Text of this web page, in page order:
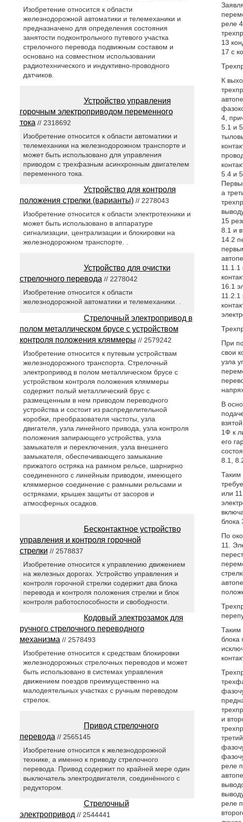
реле
13
17 с
К
4,
5.1 и
5.4 и
а
15
8.1 и
14.2
11.1.1
16.1
11.2.1
При
свои
узла
В
1Ф к
его
8.1,
Таким
или
блока
По
11.
Таким
блока
и
реле
реле
Изобретение относится к области
железнодорожной автоматики и телемеханики и
предназначено для определения состояния
занятости подконтрольного путевого участка
стрелочного перевода подвижным составом и
основано на совместном использовании
радиотехнического и индуктивно-проводного
датчиков.
Устройство управления
горочным электроприводом переменного
тока // 2318692
Изобретение относится к области автоматики и
телемеханики на железнодорожном транспорте и
может быть использовано для управления
приводом с трехфазным асинхронным двигателем
переменного тока.
Устройство для контроля
положения стрелки (варианты)// 2278043
Изобретение относится к области электротехники и
может быть использовано в аппаратуре
сигнализации, централизации и блокировки на
железнодорожном транспорте. .
Устройство для очистки
стрелочного перевода// 2278042
Изобретение относится к области
железнодорожной автоматики и телемеханики. .
Стрелочный электропривод в
полом металлическом брусе с устройством
контроля положения кляммеры // 2579242
Изобретение относится к путевым устройствам
железнодорожного транспорта. Стрелочный
электропривод в полом металлическом брусе с
устройством контроля положения кляммеры
содержит полый металлический брус с
размещенным в нем приводом переводного
устройства и состоит из распределительной
коробки, преобразователя частоты, узла
двигателя, узла линейного привода, узла контроля
положения запирающего устройства, узла
замыкателя и переключения, узла внешнего
замыкателя, обеспечивающего замыкание
прижатого остряка на рамном рельсе, шарнирно
соединенного с линейным приводом, имеющего
кляммерное соединение с рамными рельсами и
остряками, крышек защиты от засоров и
атмосферных осадков.
Бесконтактное устройство
управления и контроля горочной
стрелки // 2578837
Изобретение относится к управлению движением
на железных дорогах. Устройство управления и
контроля горочной стрелки содержит два блока
перевода и контроля положения стрелки и блок
контроля работоспособности и свободности.
Кодовый электрозамок для
ручного стрелочного переводного
механизма // 2578493
Изобретение относится к средствам блокировки
железнодорожных стрелочных переводов и может
быть использовано в системах управления
движением поездов преимущественно на
малодеятельных участках с ручным переводом
стрелок.
Привод стрелочного
перевода // 2565145
Изобретение относится к железнодорожной
технике, а именно к приводу стрелочного
перевода. Привод содержит по крайней мере один
выключатель электродвигателя, соединённого с
редуктором.
Стрелочный
электропривод // 2544441